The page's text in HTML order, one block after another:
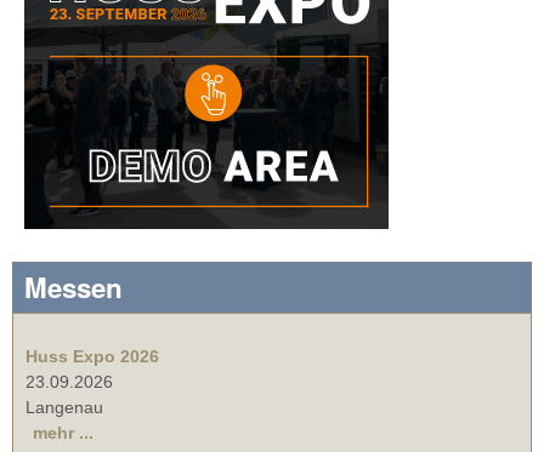
Messen
Huss Expo 2026
23.09.2026
Langenau
mehr ...